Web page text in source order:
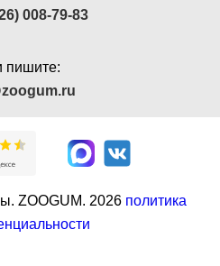
008-79-83
пишите:
ZOOGUM. 2026 политика